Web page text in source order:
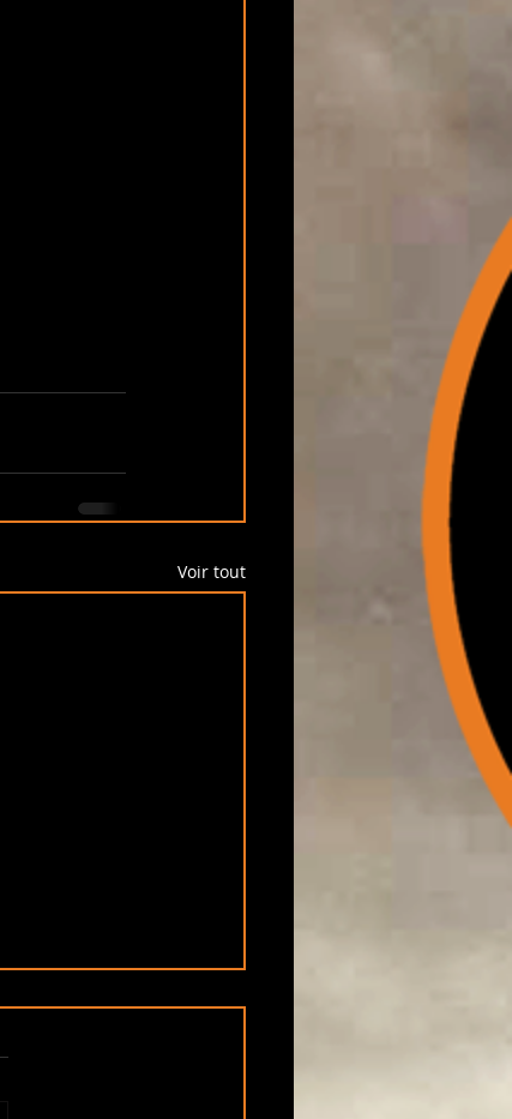
Voir tout